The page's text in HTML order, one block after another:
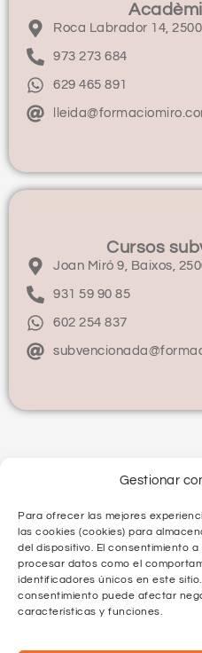
Gestionar
Para ofrecer las mejores
las cookies (cookies) para
del dispositivo. El consentimiento
procesar datos como el
identificadores únicos en este
consentimiento puede afectar
características y funciones.
Roca Labrador 14,
973 273 684
629 465 891
Cursos
Joan Miró 9, Baixos,
931 59 90 85
602 254 837
Política de Privacitat
Política de Qualitat